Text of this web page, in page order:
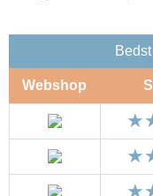
Webshop